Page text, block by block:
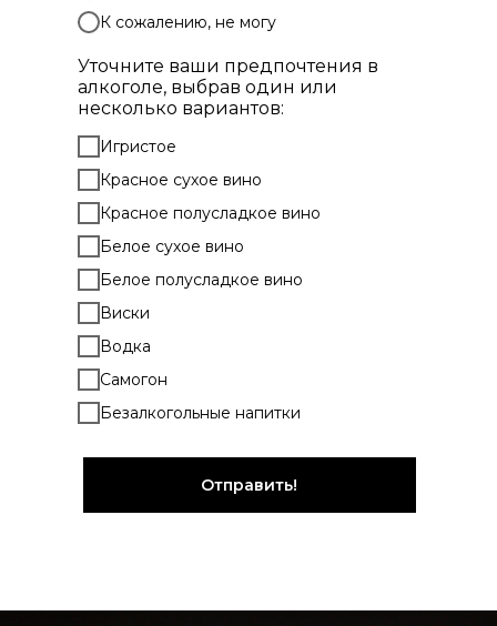
К сожалению, не могу
Уточните ваши предпочтения в
алкоголе, выбрав один или
несколько вариантов:
Игристое
Красное сухое вино
Красное полусладкое вино
Белое сухое вино
Белое полусладкое вино
Виски
Водка
Самогон
Безалкогольные напитки
Отправить!